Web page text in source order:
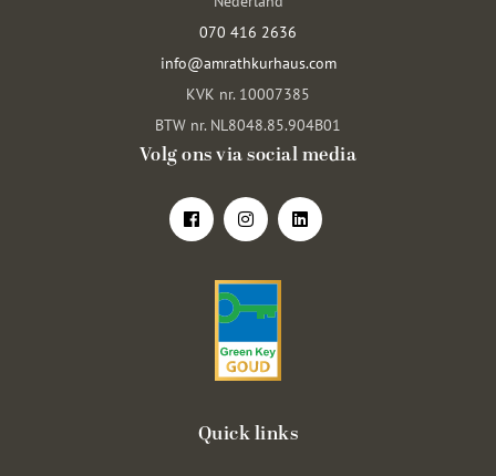
070 416 2636
info@amrathkurhaus.com
KVK nr. 10007385
BTW nr. NL8048.85.904B01
Volg ons via social media
Quick links